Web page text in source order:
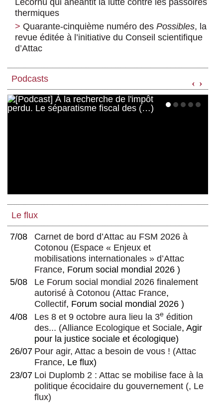
thermiques
Quarante-cinquième numéro des Possibles, la
revue éditée à l’initiative du Conseil scientifique
d’Attac
Podcasts ‹ ›
Le flux
7/08
Carnet de bord d’Attac au FSM 2026 à
Cotonou (Espace « Enjeux et
mobilisations internationales » d’Attac
France, Forum social mondial 2026 )
5/08
Le Forum social mondial 2026 finalement
autorisé à Cotonou (Attac France,
Collectif, Forum social mondial 2026 )
4/08
Les 8 et 9 octobre aura lieu la 3e édition
des... (Alliance Ecologique et Sociale, Agir
pour la justice sociale et écologique)
26/07 Pour agir, Attac a besoin de vous ! (Attac
France, Le flux)
23/07 Loi Duplomb 2 : Attac se mobilise face à la
politique écocidaire du gouvernement (, Le
flux)